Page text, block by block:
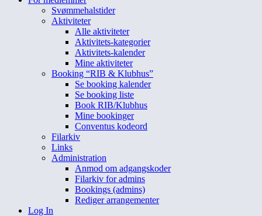
Svømmehalstider
Aktiviteter
Alle aktiviteter
Aktivitets-kategorier
Aktivitets-kalender
Mine aktiviteter
Booking “RIB & Klubhus”
Se booking kalender
Se booking liste
Book RIB/Klubhus
Mine bookinger
Conventus kodeord
Filarkiv
Links
Administration
Anmod om adgangskoder
Filarkiv for admins
Bookings (admins)
Rediger arrangementer
Log In